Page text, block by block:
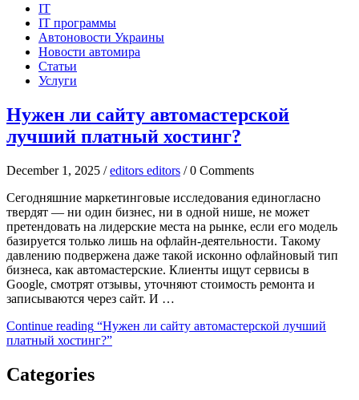
IT
IT программы
Автоновости Украины
Новости автомира
Статьи
Услуги
Нужен ли сайту автомастерской
лучший платный хостинг?
December 1, 2025 /editors editors / 0 Comments
Сегодняшние маркетинговые исследования единогласно
твердят — ни один бизнес, ни в одной нише, не может
претендовать на лидерские места на рынке, если его модель
базируется только лишь на офлайн-деятельности. Такому
давлению подвержена даже такой исконно офлайновый тип
бизнеса, как автомастерские. Клиенты ищут сервисы в
Google, смотрят отзывы, уточняют стоимость ремонта и
записываются через сайт. И …
Continue reading “Нужен ли сайту автомастерской лучший
платный хостинг?”
Categories